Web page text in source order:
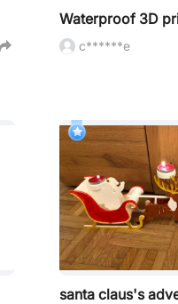
c******e
santa claus's